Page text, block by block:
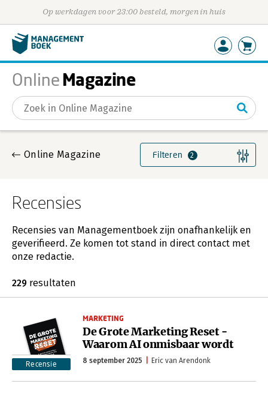
Op werkdagen voor 23:00 besteld, morgen in huis
Online Magazine
Gevonden artikelen
Online Magazine Filteren 2
Recensies
Recensies van Managementboek zijn onafhankelijk en
geverifieerd. Ze komen tot stand in direct contact met
onze redactie.
229 resultaten
Recensie
MARKETING
De Grote Marketing Reset -
Waarom AI onmisbaar wordt
8 september 2025 Eric van Arendonk